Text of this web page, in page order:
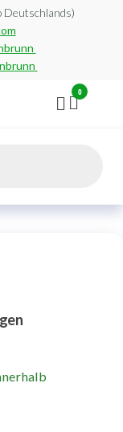
Deutschlands)
0